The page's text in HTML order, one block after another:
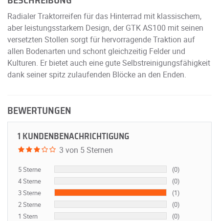
Radialer Traktorreifen für das Hinterrad mit klassischem,
aber leistungsstarkem Design, der GTK AS100 mit seinen
versetzten Stollen sorgt für hervorragende Traktion auf
allen Bodenarten und schont gleichzeitig Felder und
Kulturen. Er bietet auch eine gute Selbstreinigungsfähigkeit
dank seiner spitz zulaufenden Blöcke an den Enden.
BEWERTUNGEN
1 KUNDENBENACHRICHTIGUNG
3 von 5 Sternen
5 Sterne
(0)
4 Sterne
(0)
3 Sterne
(1)
2 Sterne
(0)
1 Stern
(0)